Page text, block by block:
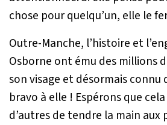
chose pour quelqu’un, elle le
Outre-Manche, l’histoire et
Osborne ont ému des millions
son visage et désormais connu
bravo à elle ! Espérons que
d’autres de tendre la main aux